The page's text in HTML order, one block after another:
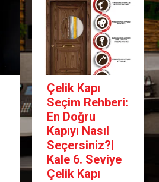
Çelik Kapı
Seçim Rehberi:
En Doğru
Kapıyı Nasıl
Seçersiniz?|
Kale 6. Seviye
Çelik Kapı